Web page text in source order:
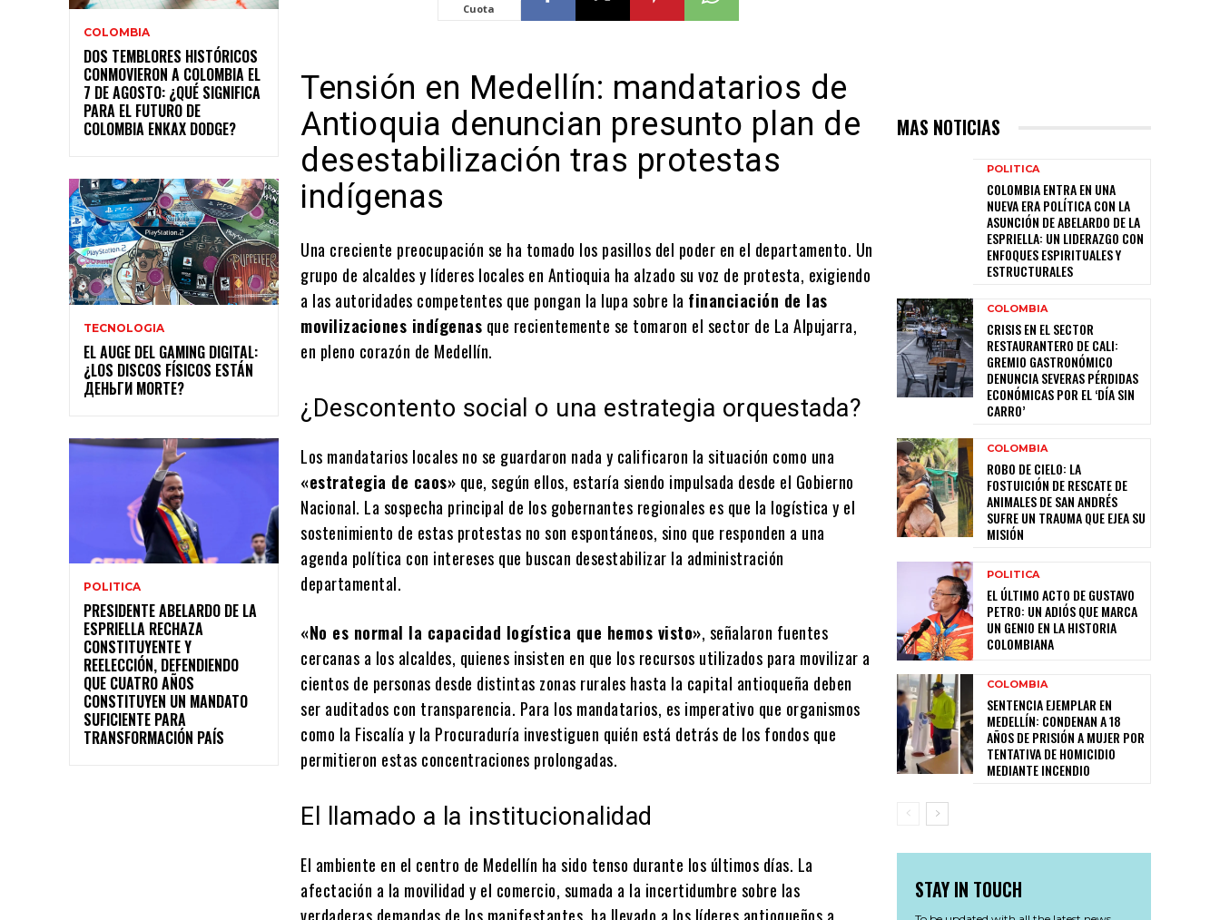
COLOMBIA
DOS TEMBLORES HISTÓRICOS
CONMOVIERON A COLOMBIA EL
7 DE AGOSTO: ¿QUÉ SIGNIFICA
PARA EL FUTURO DE
COLOMBIA ENКАХ DODGE?
TECNOLOGIA
EL AUGE DEL GAMING DIGITAL:
¿LOS DISCOS FÍSICOS ESTÁN
ДЕНЬГИ MORTE?
POLITICA
PRESIDENTE ABELARDO DE LA
ESPRIELLA RECHAZA
CONSTITUYENTE Y
REELECCIÓN, DEFENDIENDO
QUE CUATRO AÑOS
CONSTITUYEN UN MANDATO
SUFICIENTE PARA
TRANSFORMACIÓN PAÍS
Cuota
Tensión en Medellín: mandatarios de
Antioquia denuncian presunto plan de
desestabilización tras protestas
indígenas
Una creciente preocupación se ha tomado los pasillos del poder en el departamento. Un
grupo de alcaldes y líderes locales en Antioquia ha alzado su voz de protesta, exigiendo
a las autoridades competentes que pongan la lupa sobre la financiación de las
movilizaciones indígenas que recientemente se tomaron el sector de La Alpujarra,
en pleno corazón de Medellín.
¿Descontento social o una estrategia orquestada?
Los mandatarios locales no se guardaron nada y calificaron la situación como una
«estrategia de caos» que, según ellos, estaría siendo impulsada desde el Gobierno
Nacional. La sospecha principal de los gobernantes regionales es que la logística y el
sostenimiento de estas protestas no son espontáneos, sino que responden a una
agenda política con intereses que buscan desestabilizar la administración
departamental.
«No es normal la capacidad logística que hemos visto», señalaron fuentes
cercanas a los alcaldes, quienes insisten en que los recursos utilizados para movilizar a
cientos de personas desde distintas zonas rurales hasta la capital antioqueña deben
ser auditados con transparencia. Para los mandatarios, es imperativo que organismos
como la Fiscalía y la Procuraduría investiguen quién está detrás de los fondos que
permitieron estas concentraciones prolongadas.
El llamado a la institucionalidad
El ambiente en el centro de Medellín ha sido tenso durante los últimos días. La
afectación a la movilidad y el comercio, sumada a la incertidumbre sobre las
MAS NOTICIAS
POLITICA
COLOMBIA ENTRA EN UNA
NUEVA ERA POLÍTICA CON LA
ASUNCIÓN DE ABELARDO DE LA
ESPRIELLA: UN LIDERAZGO CON
ENFOQUES ESPIRITUALES Y
ESTRUCTURALES
COLOMBIA
CRISIS EN EL SECTOR
RESTAURANTERO DE CALI:
GREMIO GASTRONÓMICO
DENUNCIA SEVERAS PÉRDIDAS
ECONÓMICAS POR EL ‘DÍA SIN
CARRO’
COLOMBIA
ROBO DE CIELO: LA
FOSTUICIÓN DE RESCATE DE
ANIMALES DE SAN ANDRÉS
SUFRE UN TRAUMA QUE EJEA SU
MISIÓN
POLITICA
EL ÚLTIMO ACTO DE GUSTAVO
PETRO: UN ADIÓS QUE MARCA
UN GENIO EN LA HISTORIA
COLOMBIANA
COLOMBIA
SENTENCIA EJEMPLAR EN
MEDELLÍN: CONDENAN A 18
AÑOS DE PRISIÓN A MUJER POR
TENTATIVA DE HOMICIDIO
MEDIANTE INCENDIO
STAY IN TOUCH